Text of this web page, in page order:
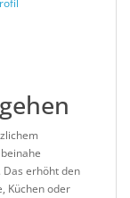
erhöht den
Küchen oder